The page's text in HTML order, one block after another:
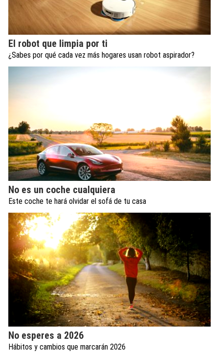
El robot que limpia por ti
¿Sabes por qué cada vez más hogares usan robot aspirador?
No es un coche cualquiera
Este coche te hará olvidar el sofá de tu casa
No esperes a 2026
Hábitos y cambios que marcarán 2026